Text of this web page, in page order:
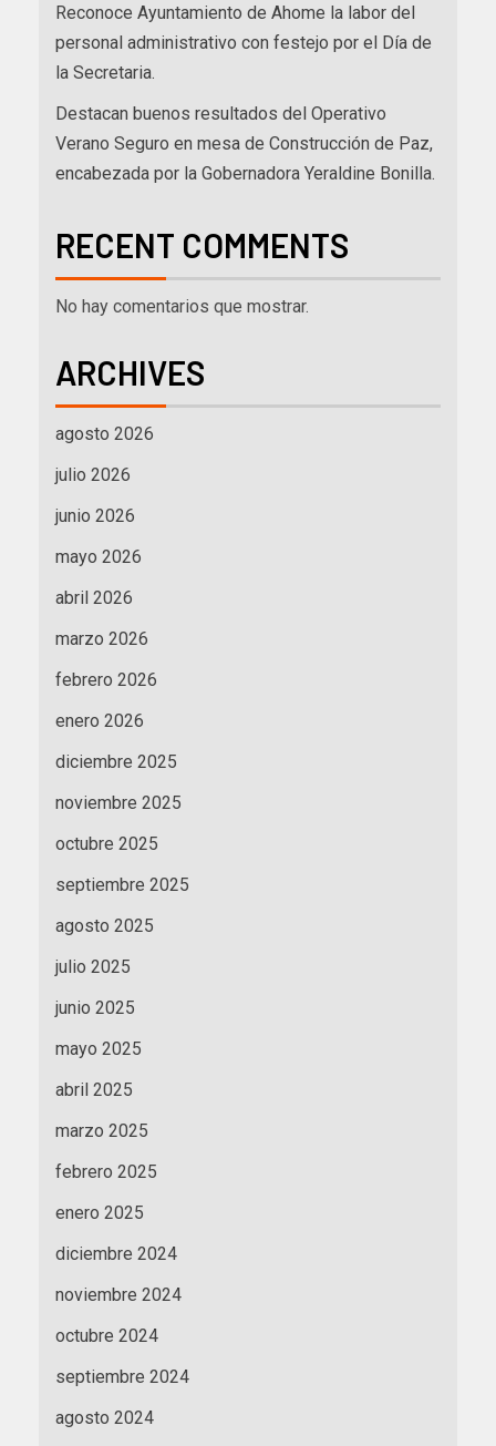
Reconoce Ayuntamiento de Ahome la labor del
personal administrativo con festejo por el Día de
la Secretaria.
Destacan buenos resultados del Operativo
Verano Seguro en mesa de Construcción de Paz,
encabezada por la Gobernadora Yeraldine Bonilla.
RECENT COMMENTS
No hay comentarios que mostrar.
ARCHIVES
agosto 2026
julio 2026
junio 2026
mayo 2026
abril 2026
marzo 2026
febrero 2026
enero 2026
diciembre 2025
noviembre 2025
octubre 2025
septiembre 2025
agosto 2025
julio 2025
junio 2025
mayo 2025
abril 2025
marzo 2025
febrero 2025
enero 2025
diciembre 2024
noviembre 2024
octubre 2024
septiembre 2024
agosto 2024